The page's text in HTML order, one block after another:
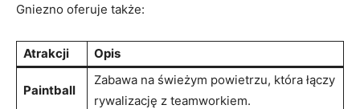
Gniezno ‌oferuje⁢ także:
Atrakcji Opis
Paintball
Zabawa ⁣na świeżym​ powietrzu, która łączy
rywalizację z⁢ teamworkiem.